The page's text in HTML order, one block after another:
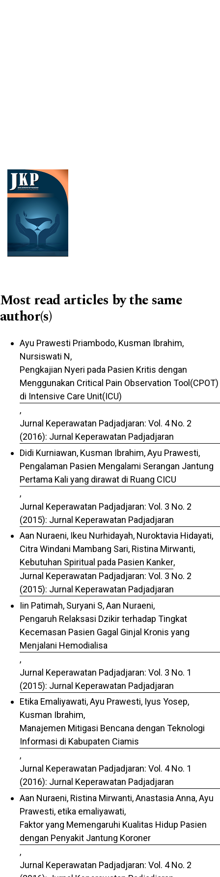
Cover image
Most read articles by the same
author(s)
Ayu Prawesti Priambodo, Kusman Ibrahim,
Nursiswati N,
Pengkajian Nyeri pada Pasien Kritis dengan
Menggunakan Critical Pain Observation Tool(CPOT)
di Intensive Care Unit(ICU)
,
Jurnal Keperawatan Padjadjaran: Vol. 4 No. 2
(2016): Jurnal Keperawatan Padjadjaran
Didi Kurniawan, Kusman Ibrahim, Ayu Prawesti,
Pengalaman Pasien Mengalami Serangan Jantung
Pertama Kali yang dirawat di Ruang CICU
,
Jurnal Keperawatan Padjadjaran: Vol. 3 No. 2
(2015): Jurnal Keperawatan Padjadjaran
Aan Nuraeni, Ikeu Nurhidayah, Nuroktavia Hidayati,
Citra Windani Mambang Sari, Ristina Mirwanti,
Kebutuhan Spiritual pada Pasien Kanker,
Jurnal Keperawatan Padjadjaran: Vol. 3 No. 2
(2015): Jurnal Keperawatan Padjadjaran
Iin Patimah, Suryani S, Aan Nuraeni,
Pengaruh Relaksasi Dzikir terhadap Tingkat
Kecemasan Pasien Gagal Ginjal Kronis yang
Menjalani Hemodialisa
,
Jurnal Keperawatan Padjadjaran: Vol. 3 No. 1
(2015): Jurnal Keperawatan Padjadjaran
Etika Emaliyawati, Ayu Prawesti, Iyus Yosep,
Kusman Ibrahim,
Manajemen Mitigasi Bencana dengan Teknologi
Informasi di Kabupaten Ciamis
,
Jurnal Keperawatan Padjadjaran: Vol. 4 No. 1
(2016): Jurnal Keperawatan Padjadjaran
Aan Nuraeni, Ristina Mirwanti, Anastasia Anna, Ayu
Prawesti, etika emaliyawati,
Faktor yang Memengaruhi Kualitas Hidup Pasien
dengan Penyakit Jantung Koroner
,
Jurnal Keperawatan Padjadjaran: Vol. 4 No. 2